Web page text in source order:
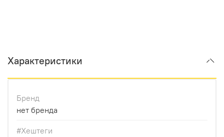
Характеристики
Бренд
нет бренда
#Хештеги